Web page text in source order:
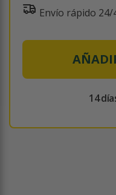
Envío rápido 24/
14